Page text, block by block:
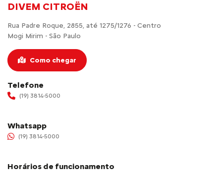
DIVEM CITROËN
Rua Padre Roque, 2855, até 1275/1276 - Centro
Mogi Mirim - São Paulo
Como chegar
Telefone
(19) 3814-5000
Whatsapp
(19) 3814-5000
Horários de funcionamento